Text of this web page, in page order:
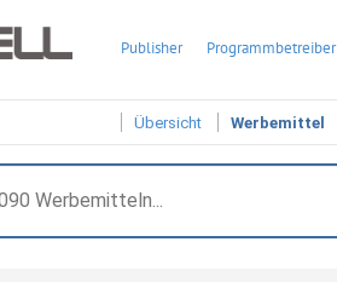
Publisher Programmbetreiber
Übersicht Werbemittel